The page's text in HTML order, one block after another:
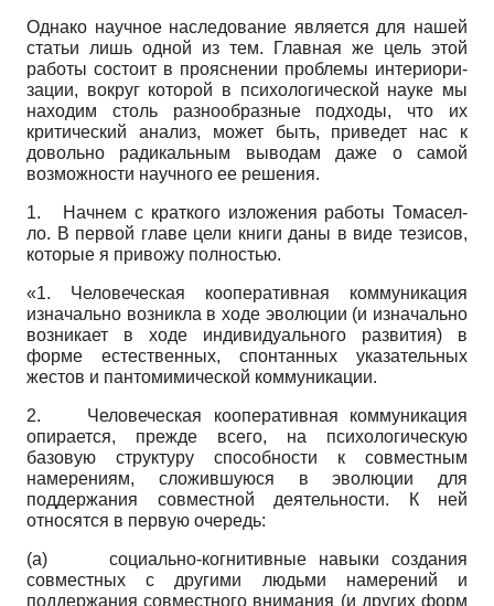
Однако научное наследование является для нашей
статьи лишь одной из тем. Главная же цель этой
работы состоит в прояснении проблемы интериори-
зации, вокруг которой в психологической науке мы
находим столь разнообразные подходы, что их
критический анализ, может быть, приведет нас к
довольно радикальным выводам даже о самой
возможности научного ее решения.
1.
Начнем с краткого изложения работы Томасел-
ло. В первой главе цели книги даны в виде тезисов,
которые я привожу полностью.
«1. Человеческая кооперативная коммуникация
изначально возникла в ходе эволюции (и изначально
возникает в ходе индивидуального развития) в
форме естественных, спонтанных указательных
жестов и пантомимической коммуникации.
2. Человеческая кооперативная коммуникация
опирается, прежде всего, на психологическую
базовую структуру способности к совместным
намерениям, сложившуюся в эволюции для
поддержания совместной деятельности. К ней
относятся в первую очередь:
(a) социально-когнитивные навыки создания
совместных с другими людьми намерений и
поддержания совместного внимания (и других форм